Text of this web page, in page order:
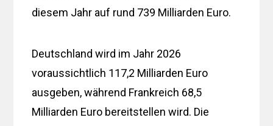
diesem Jahr auf rund 739 Milliarden Euro.
Deutschland wird im Jahr 2026
voraussichtlich 117,2 Milliarden Euro
ausgeben, während Frankreich 68,5
Milliarden Euro bereitstellen wird. Die